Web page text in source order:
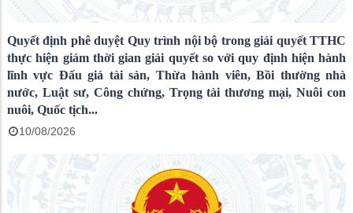
Quyết định phê duyệt Quy trình nội bộ trong giải quyết TTHC
thực hiện giảm thời gian giải quyết so với quy định hiện hành
lĩnh vực Đấu giá tài sản, Thừa hành viên, Bồi thường nhà
nước, Luật sư, Công chứng, Trọng tài thương mại, Nuôi con
nuôi, Quốc tịch...
10/08/2026